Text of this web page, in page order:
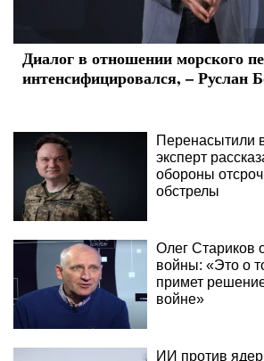
Диалог в отношении морского
интенсифицировался, – Руслан
Перенасытили
эксперт
обороны
обстрелы
Олег Стариков
войны: «Это о
примет
войне»
ИИ против